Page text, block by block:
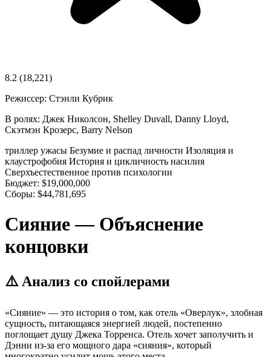
8.2 (18,221)
Режиссер: Стэнли Кубрик
В ролях: Джек Николсон, Shelley Duvall, Danny Lloyd,
Скэтмэн Крозерс, Barry Nelson
триллер ужасы Безумие и распад личности Изоляция и
клаустрофобия История и цикличность насилия
Сверхъестественное против психологии
Бюджет: $19,000,000
Сборы: $44,781,695
Сияние — Объяснение
концовки
⚠️ Анализ со спойлерами
«Сияние» — это история о том, как отель «Оверлук», злобная
сущность, питающаяся энергией людей, постепенно
поглощает душу Джека Торренса. Отель хочет заполучить и
Дэнни из-за его мощного дара «сияния», который